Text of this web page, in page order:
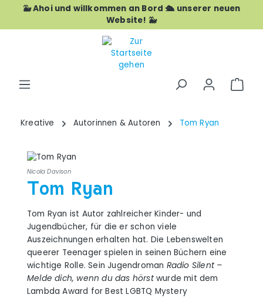
Zum Hauptinhalt springen
🐳 Ahoi und willkommen an Bord 🛳️ unserer neuen
Website! 🐳
Kreative Autorinnen & Autoren Tom Ryan
Nicola Davison
Tom Ryan
Tom Ryan ist Autor zahlreicher Kinder- und
Jugendbücher, für die er schon viele
Auszeichnungen erhalten hat. Die Lebenswelten
queerer Teenager spielen in seinen Büchern eine
wichtige Rolle. Sein Jugendroman Radio Silent –
Melde dich, wenn du das hörst wurde mit dem
Lambda Award for Best LGBTQ Mystery